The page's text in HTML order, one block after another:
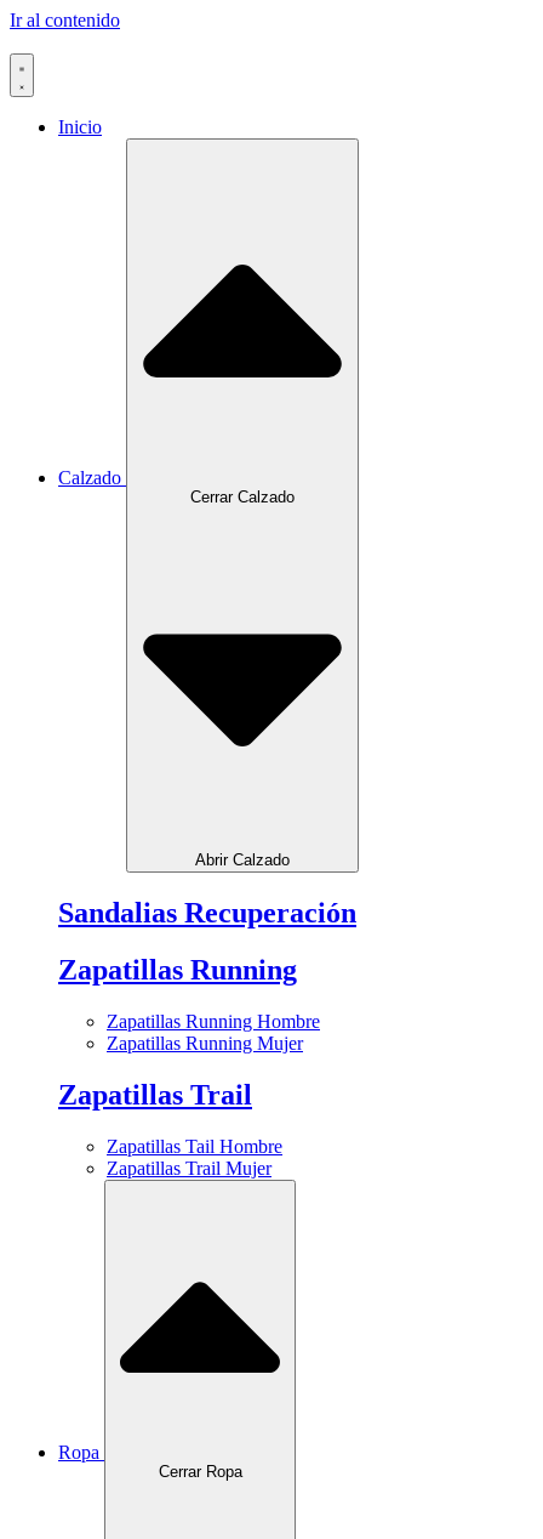
Ir al contenido
Inicio
Calzado
Cerrar Calzado
Abrir Calzado
Sandalias Recuperación
Zapatillas Running
Zapatillas Running Hombre
Zapatillas Running Mujer
Zapatillas Trail
Zapatillas Tail Hombre
Zapatillas Trail Mujer
Ropa
Cerrar Ropa